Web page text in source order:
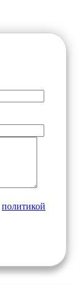
политикой